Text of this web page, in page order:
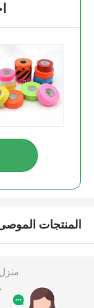
المنتجات
منزل